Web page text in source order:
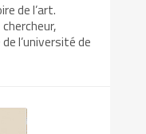
de l’art.
l’université de